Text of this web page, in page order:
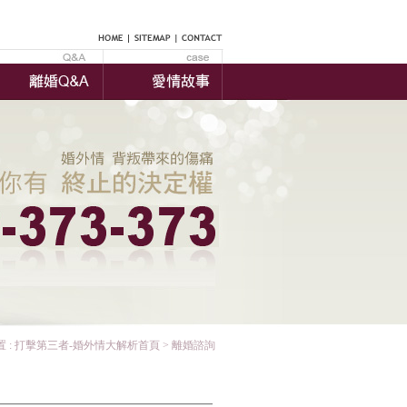
: 打擊第三者-婚外情大解析首頁 > 離婚諮詢